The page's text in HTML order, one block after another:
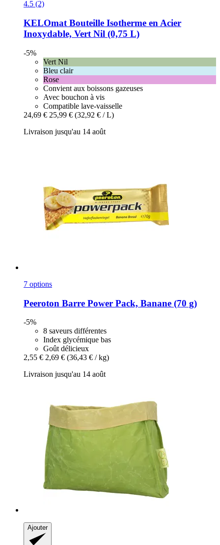
4.5 (2)
KELOmat Bouteille Isotherme en Acier
Inoxydable, Vert Nil (0,75 L)
-5%
Vert Nil
Bleu clair
Rose
Convient aux boissons gazeuses
Avec bouchon à vis
Compatible lave-vaisselle
24,69 € 25,99 € (32,92 € / L)
Livraison jusqu'au 14 août
7 options
Peeroton Barre Power Pack, Banane (70 g)
-5%
8 saveurs différentes
Index glycémique bas
Goût délicieux
2,55 € 2,69 € (36,43 € / kg)
Livraison jusqu'au 14 août
Ajouter